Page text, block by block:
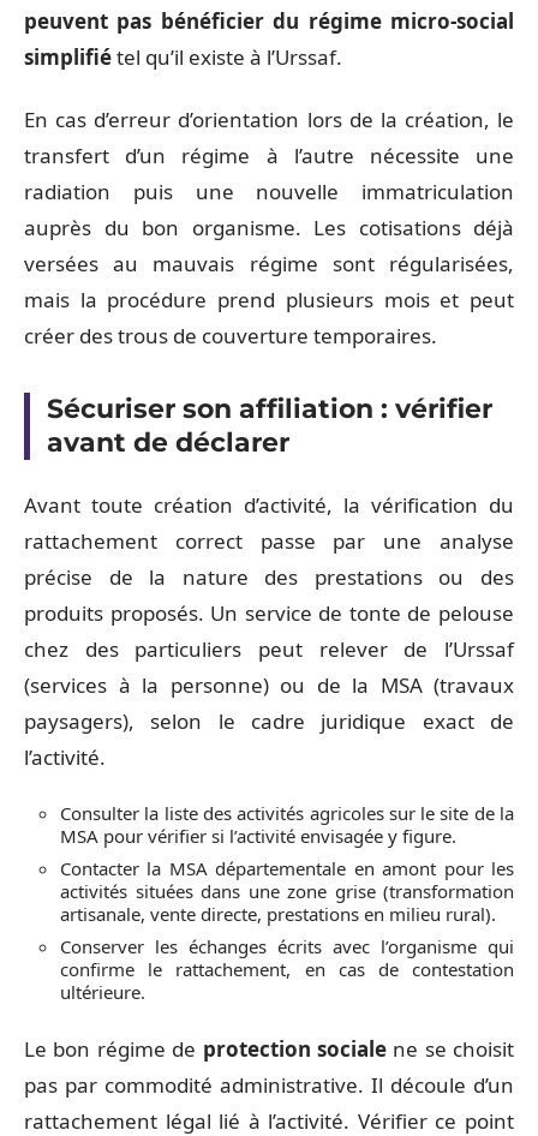
peuvent pas bénéficier du régime micro-social
simplifiétel qu’il existe à l’Urssaf.
En cas d’erreur d’orientation lors de la création, le
transfert d’un régime à l’autre nécessite une
radiation puis une nouvelle immatriculation
auprès du bon organisme. Les cotisations déjà
versées au mauvais régime sont régularisées,
mais la procédure prend plusieurs mois et peut
créer des trous de couverture temporaires.
Sécuriser son affiliation : vérifier
avant de déclarer
Avant toute création d’activité, la vérification du
rattachement correct passe par une analyse
précise de la nature des prestations ou des
produits proposés. Un service de tonte de pelouse
chez des particuliers peut relever de l’Urssaf
(services à la personne) ou de la MSA (travaux
paysagers), selon le cadre juridique exact de
l’activité.
Consulter la liste des activités agricoles sur le site de la
MSA pour vérifier si l’activité envisagée y figure.
Contacter la MSA départementale en amont pour les
activités situées dans une zone grise (transformation
artisanale, vente directe, prestations en milieu rural).
Conserver les échanges écrits avec l’organisme qui
confirme le rattachement, en cas de contestation
ultérieure.
Le bon régime de protection socialene se choisit
pas par commodité administrative. Il découle d’un
rattachement légal lié à l’activité. Vérifier ce point